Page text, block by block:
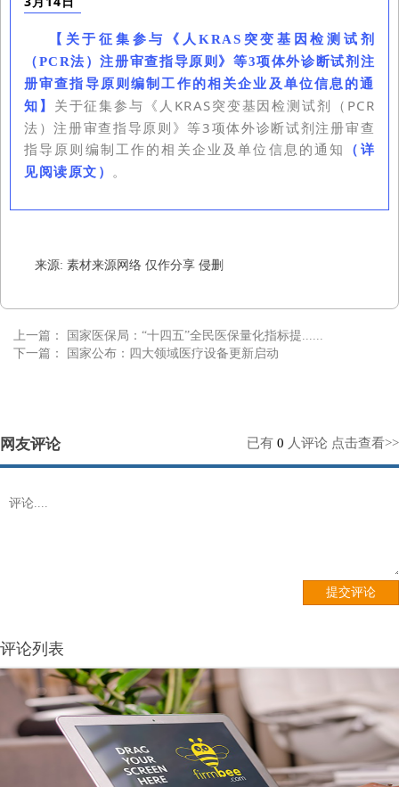
【 关于征集参与《人KRAS突变基因检测试剂
（PCR法）注册审查指导原则》等3项体外诊断试剂注
册审查指导原则编制工作的相关企业及单位信息的通
知 】 关于征集参与《人KRAS突变基因检测试剂（PCR
法）注册审查指导原则》等3项体外诊断试剂注册审查
指导原则编制工作的相关企业及单位信息的通知
（详
见阅读原文）
。
来源: 素材来源网络 仅作分享 侵删
上一篇：
国家医保局：“十四五”全民医保量化指标提......
下一篇：
国家公布：四大领域医疗设备更新启动
网友评论 已有 0 人评论 点击查看>>
评论列表